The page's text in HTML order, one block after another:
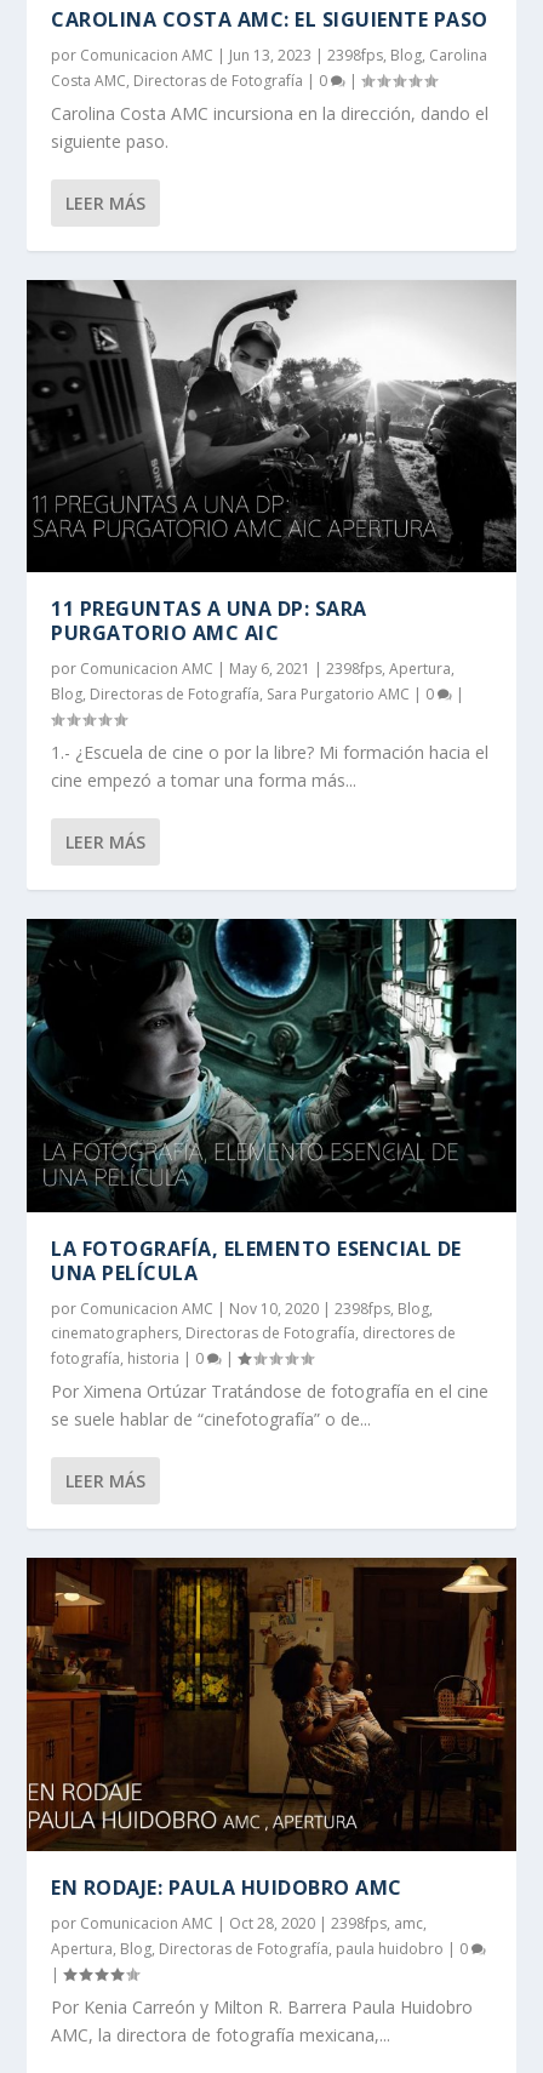
CAROLINA COSTA AMC: EL SIGUIENTE PASO
por Comunicacion AMC | Jun 13, 2023 |2398fps, Blog, Carolina
Costa AMC, Directoras de Fotografía | 0 |
Carolina Costa AMC incursiona en la dirección, dando el
siguiente paso.
LEER MÁS
11 PREGUNTAS A UNA DP: SARA
PURGATORIO AMC AIC
por Comunicacion AMC | May 6, 2021 |2398fps,Apertura,
Blog, Directoras de Fotografía, Sara Purgatorio AMC | 0 |
1.- ¿Escuela de cine o por la libre? Mi formación hacia el
cine empezó a tomar una forma más...
LEER MÁS
LA FOTOGRAFÍA, ELEMENTO ESENCIAL DE
UNA PELÍCULA
por Comunicacion AMC | Nov 10, 2020 |2398fps, Blog,
cinematographers, Directoras de Fotografía, directores de
fotografía, historia | 0 |
Por Ximena Ortúzar Tratándose de fotografía en el cine
se suele hablar de “cinefotografía” o de...
LEER MÁS
EN RODAJE: PAULA HUIDOBRO AMC
por Comunicacion AMC | Oct 28, 2020 |2398fps, amc,
Apertura, Blog, Directoras de Fotografía, paula huidobro | 0
|
Por Kenia Carreón y Milton R. Barrera Paula Huidobro
AMC, la directora de fotografía mexicana,...